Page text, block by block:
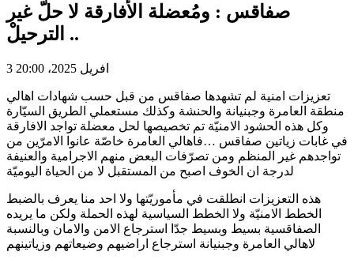
صفاقس : ومُعضلة الأفارقة لا حلّ غير
الترحيلْ ..
3 افريل 2025، 20:00
تعزيزات امنية لم تشهدها صفاقس من قبل حسب شهادات اهالي
منطقة العامرة وجبنيانة والحنشة وكذلك مستعملي الطريق السيّارة
وكل هذه الحشود الامنيّة تم تخصيصها لحل معضلة تواجد الافارقة
في غابات زياتين صفاقس …فاهالي العامرة خاصّة عانوا الامرّين من
تواجدهم غير المنظم ومن تصرّفات البعض منهم الاجرامية والعنيفة
لدرجة ان الخوف اصبح من المستقبل لا من الحياة اليوميّة
هذه التعزيزات انطلقت في مأموريّتها ولا احد منا يعرف بالضبط
الخطط الامنيّة ولا الخطط السياسية لهذه الحملة ولكن ما يريده
الصفاقسية بسيط وبسيط جدّا استرجاع الامن والامان وبالنسبة
لاهالي العامرة وجبنيانة استرجاع اراضيهم وضيعاتهم وزياتينهم